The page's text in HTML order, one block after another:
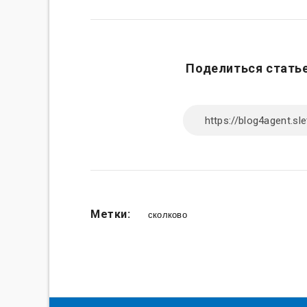
Поделиться
Метки: сколково